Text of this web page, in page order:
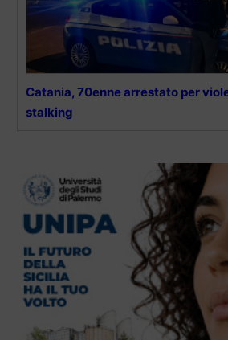
Catania, 70enne arrestato per
stalking